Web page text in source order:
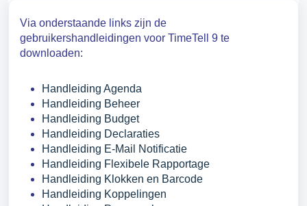
Via onderstaande links zijn de
gebruikershandleidingen voor TimeTell 9 te
downloaden:
Handleiding Agenda
Handleiding Beheer
Handleiding Budget
Handleiding Declaraties
Handleiding E-Mail Notificatie
Handleiding Flexibele Rapportage
Handleiding Klokken en Barcode
Handleiding Koppelingen